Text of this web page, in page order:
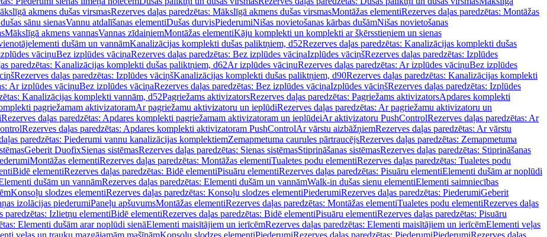
akmens dušas virsmasRezerves daļas paredzētas: Mākslīgā akmens dušas virsmasMontāžas elementiRezerves daļas paredzētas: Montāžas
sānu sienasVannu atdalīšanas elementiDušas durvisPiederumiNišas novietošanas kārbas dušāmNišas novietošanas
Mākslīgā akmens vannasVannas zīdaiņiemMontāžas elementiKāju komplekti un komplekti ar šķērsstieņiem un sienas
dušām un vannāmKanalizācijas komplekti dušas paliktņiem, d52Rezerves daļas paredzētas: Kanalizācijas komplekti dušas
vāciņuBez izplūdes vāciņaRezerves daļas paredzētas: Bez izplūdes vāciņaIzplūdes vāciņšRezerves daļas paredzētas: Izplūdes
paredzētas: Kanalizācijas komplekti dušas paliktņiem, d62Ar izplūdes vāciņuRezerves daļas paredzētas: Ar izplūdes vāciņuBez izplūdes
Rezerves daļas paredzētas: Izplūdes vāciņšKanalizācijas komplekti dušas paliktņiem, d90Rezerves daļas paredzētas: Kanalizācijas komplekti
Ar izplūdes vāciņuBez izplūdes vāciņaRezerves daļas paredzētas: Bez izplūdes vāciņaIzplūdes vāciņšRezerves daļas paredzētas: Izplūdes
Kanalizācijas komplekti vannām, d52Pagriežams aktivizatorsRezerves daļas paredzētas: Pagriežams aktivizatorsApdares komplekti
pagriežamam aktivizatoramAr pagriežamu aktivizatoru un ieplūdiRezerves daļas paredzētas: Ar pagriežamu aktivizatoru un
Rezerves daļas paredzētas: Apdares komplekti pagriežamam aktivizatoram un ieplūdeiAr aktivizatoru PushControlRezerves daļas paredzētas: Ar
Rezerves daļas paredzētas: Apdares komplekti aktivizatoram PushControlAr vārstu aizbāžņiemRezerves daļas paredzētas: Ar vārstu
paredzētas: Piederumi vannu kanalizācijas komplektiemZemapmetuma caurules pārtraucējsRezerves daļas paredzētas: Zemapmetuma
Geberit DuofixSienas sistēmasRezerves daļas paredzētas: Sienas sistēmasStiprināšanas sistēmasRezerves daļas paredzētas: Stiprināšanas
Montāžas elementiRezerves daļas paredzētas: Montāžas elementiTualetes podu elementiRezerves daļas paredzētas: Tualetes podu
Bidē elementiRezerves daļas paredzētas: Bidē elementiPisuāru elementiRezerves daļas paredzētas: Pisuāru elementiElementi dušām ar noplūdi
dušām un vannāmRezerves daļas paredzētas: Elementi dušām un vannāmWalk-in dušas sienu elementiElementi saimniecības
Konsoļu slodzes elementiRezerves daļas paredzētas: Konsoļu slodzes elementiPiederumiRezerves daļas paredzētas: PiederumiGeberit
izolācijas piederumiPaneļu apšuvumsMontāžas elementiRezerves daļas paredzētas: Montāžas elementiTualetes podu elementiRezerves daļas
paredzētas: Izlietņu elementiBidē elementiRezerves daļas paredzētas: Bidē elementiPisuāru elementiRezerves daļas paredzētas: Pisuāru
Elementi dušām arar noplūdi sienāElementi maisītājiem un ierīcēmRezerves daļas paredzētas: Elementi maisītājiem un ierīcēmElementi veļas
veļas un trauku mazgājamām mašīnāmKonsoļu slodzes elementiPiederumiRezerves daļas paredzētas: PiederumiPiederumiRezerves daļas